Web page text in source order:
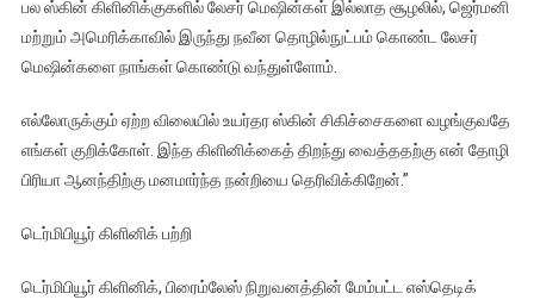
பல ஸ்கின் கிளினிக்குகளில் லேசர் மெஷின்கள் இல்லாத சூழலில், ஜெர்மனி
மற்றும் அமெரிக்காவில் இருந்து நவீன தொழில்நுட்பம் கொண்ட லேசர்
மெஷின்களை நாங்கள் கொண்டு வந்துள்ளோம்.
எல்லோருக்கும் ஏற்ற விலையில் உயர்தர ஸ்கின் சிகிச்சைகளை வழங்குவதே
எங்கள் குறிக்கோள். இந்த கிளினிக்கைத் திறந்து வைத்ததற்கு என் தோழி
பிரியா ஆனந்திற்கு மனமார்ந்த நன்றியை தெரிவிக்கிறேன்.”
டெர்மிபியூர் கிளினிக் பற்றி
டெர்மிபியூர் கிளினிக், பிரைம்லேஸ் நிறுவனத்தின் மேம்பட்ட எஸ்தெடிக்